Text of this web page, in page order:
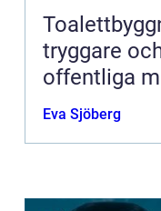
tryggare
offentliga
Eva Sjöberg